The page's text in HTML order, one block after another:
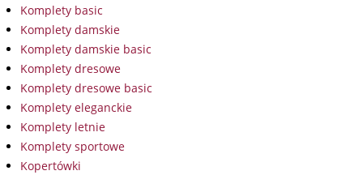
Komplety basic
Komplety damskie
Komplety damskie basic
Komplety dresowe
Komplety dresowe basic
Komplety eleganckie
Komplety letnie
Komplety sportowe
Kopertówki